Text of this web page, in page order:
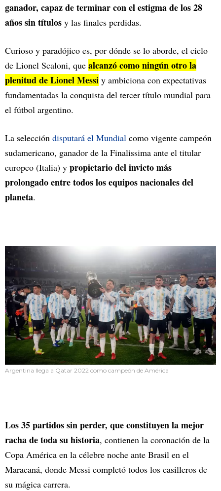
ganador, capaz de terminar con el estigma de los 28
años sin títulos y las finales perdidas.
Curioso y paradójico es, por dónde se lo aborde, el ciclo
de Lionel Scaloni, que alcanzó como ningún otro la
plenitud de Lionel Messi y ambiciona con expectativas
fundamentadas la conquista del tercer título mundial para
el fútbol argentino.
La selección disputará el Mundial como vigente campeón
sudamericano, ganador de la Finalissima ante el titular
europeo (Italia) y propietario del invicto más
prolongado entre todos los equipos nacionales del
planeta.
Argentina llega a Qatar 2022 como campeón de América
Los 35 partidos sin perder, que constituyen la mejor
racha de toda su historia, contienen la coronación de la
Copa América en la célebre noche ante Brasil en el
Maracaná, donde Messi completó todos los casilleros de
su mágica carrera.